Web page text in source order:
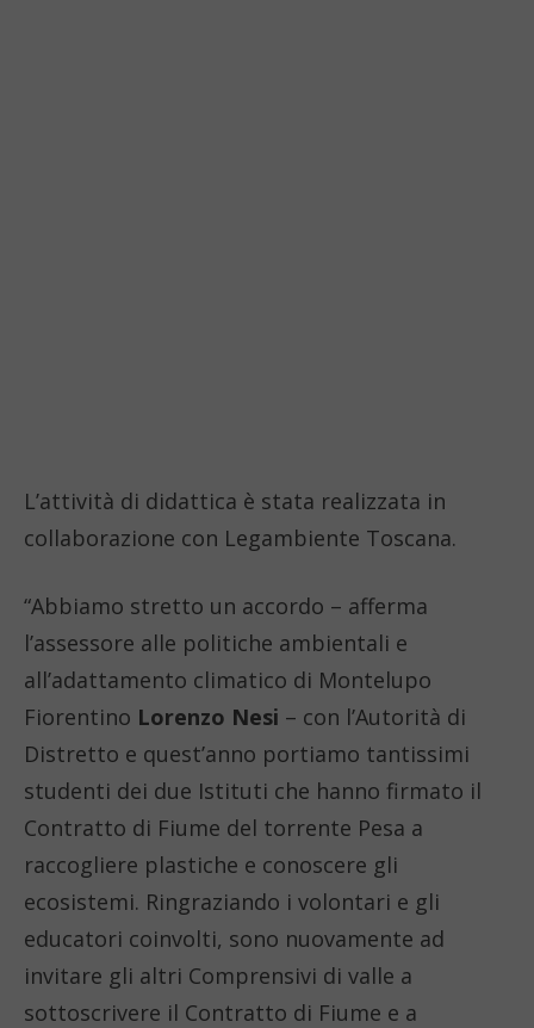
L’attività di didattica è stata realizzata in
collaborazione con Legambiente Toscana.
“Abbiamo stretto un accordo – afferma
l’assessore alle politiche ambientali e
all’adattamento climatico di Montelupo
Fiorentino Lorenzo Nesi – con l’Autorità di
Distretto e quest’anno portiamo tantissimi
studenti dei due Istituti che hanno firmato il
Contratto di Fiume del torrente Pesa a
raccogliere plastiche e conoscere gli
ecosistemi. Ringraziando i volontari e gli
educatori coinvolti, sono nuovamente ad
invitare gli altri Comprensivi di valle a
sottoscrivere il Contratto di Fiume e a